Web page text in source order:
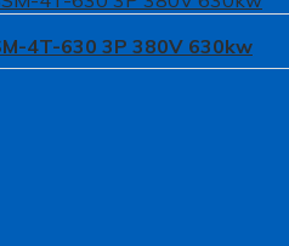
4T-630 3P 380V 630kw